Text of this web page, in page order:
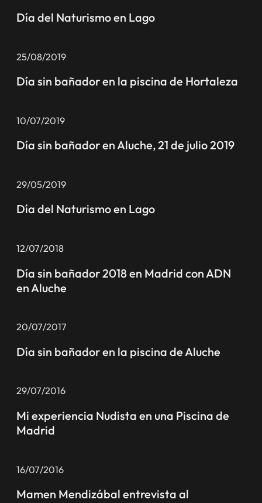
Día del Naturismo en Lago
25/08/2019
Día sin bañador en la piscina de Hortaleza
10/07/2019
Día sin bañador en Aluche, 21 de julio 2019
29/05/2019
Día del Naturismo en Lago
12/07/2018
Día sin bañador 2018 en Madrid con ADN
en Aluche
20/07/2017
Día sin bañador en la piscina de Aluche
29/07/2016
Mi experiencia Nudista en una Piscina de
Madrid
16/07/2016
Mamen Mendizábal entrevista al